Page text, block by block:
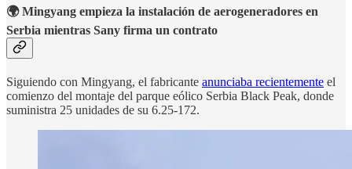
🌍 Mingyang empieza la instalación de aerogeneradores en
Serbia mientras Sany firma un contrato
Siguiendo con Mingyang, el fabricante anunciaba recientemente el
comienzo del montaje del parque eólico Serbia Black Peak, donde
suministra 25 unidades de su 6.25-172.